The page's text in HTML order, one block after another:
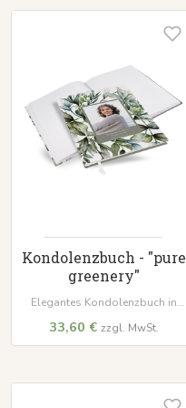
Lesezeichenband.
Kondolenzbuch - "pure
greenery"
Elegantes Kondolenzbuch in
wattiertem Hardcover, 100 Seiten
auf hochwertigem Papier und
33,60 € zzgl. MwSt.